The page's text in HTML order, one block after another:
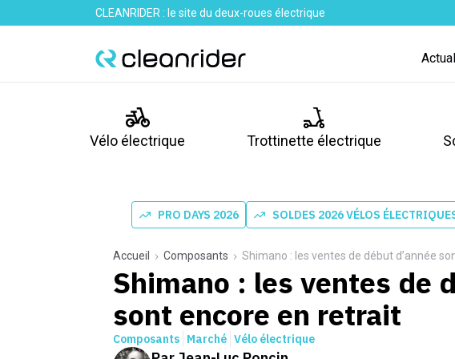
CLEANRIDER : le site du deux-roues électrique
Vélo électrique Trottinette électrique
PRO DAYS 2026 SOLDES 2026 VÉLOS
Accueil Composants Shimano : les ventes de début d’année
Shimano : les ventes de
sont encore en retrait
Composants Marché Vélo électrique